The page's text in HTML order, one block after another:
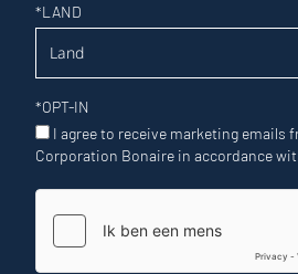
*LAND
*OPT-IN
I agree to receive marketing emails
Corporation Bonaire in accordance